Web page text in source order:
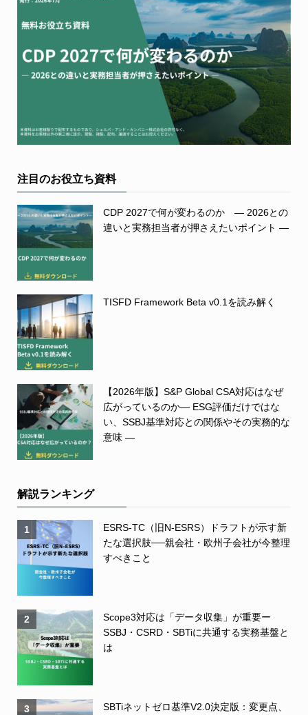
注目のお役立ち資料
CDP 2027で何が変わるのか ― 2026との
違いと実務担当者が押さえたいポイント ―
TISFD Framework Beta v0.1を読み解く
【2026年版】S&P Global CSA対応はなぜ
広がっているのか― ESG評価だけではな
い、SSBJ基準対応との関係やその実務的な
意味 ―
解説ランキング
1
ESRS-TC（旧N-ESRS）ドラフトが示す新
たな選択肢──親会社・欧州子会社が今整理
すべきこと
2
Scope3対応は「データ収集」が重要ー
SSBJ・CSRD・SBTiに共通する実務基盤と
は
3
SBTiネットゼロ基準V2.0決定版：変更点、